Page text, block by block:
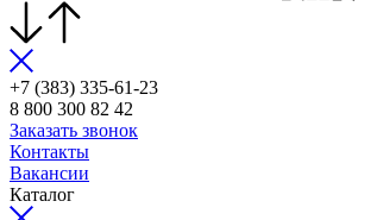
+7 (383) 335-61-23
8 800 300 82 42
Заказать звонок
Контакты
Вакансии
Каталог